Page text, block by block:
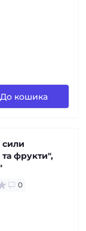
До кошика
сили
фрукти",
0